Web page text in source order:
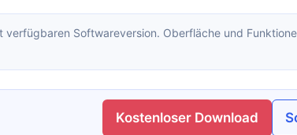
Kostenloser Download